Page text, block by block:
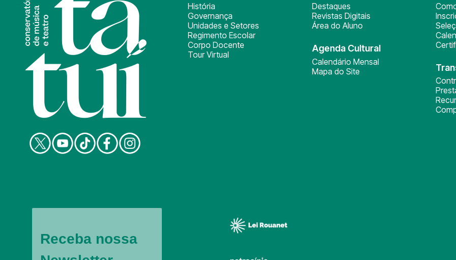
História
Governança
Unidades e Setores
Regimento Escolar
Corpo Docente
Tour Virtual
Destaques
Revistas Digitais
Área do Aluno
Agenda Cultural
Calendário Mensal
Mapa do Site